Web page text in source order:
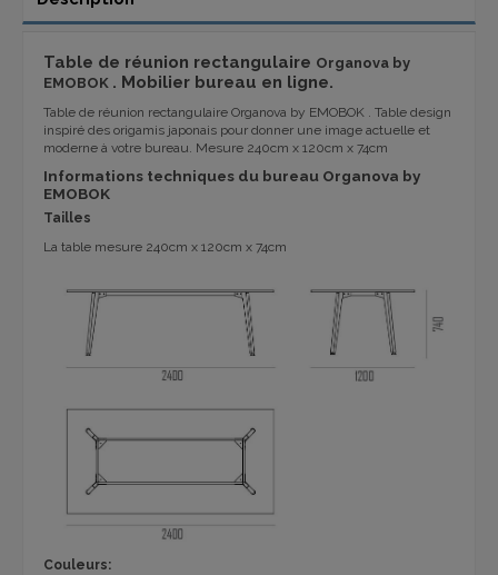
Table de réunion rectangulaire Organova by
EMOBOK . Mobilier bureau en ligne.
Table de réunion rectangulaire Organova by EMOBOK . Table design
inspiré des origamis japonais pour donner une image actuelle et
moderne à votre bureau. Mesure 240cm x 120cm x 74cm
Informations techniques du bureau Organova by
EMOBOK
Tailles
La table mesure 240cm x 120cm x 74cm
Couleurs: